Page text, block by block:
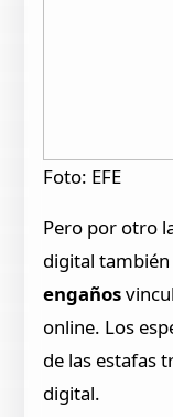
Foto: EFE
Pero por otro
digital
engaños
online. Los
de las estafas
digital.